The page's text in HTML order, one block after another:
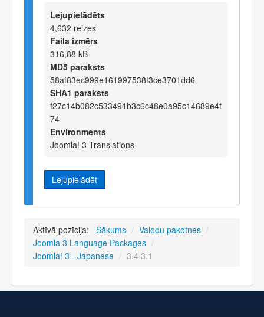
Lejupielādēts
4,632 reizes
Faila izmērs
316,88 kB
MD5 paraksts
58af83ec999e161997538f3ce3701dd6
SHA1 paraksts
f27c14b082c533491b3c6c48e0a95c14689e4f
74
Environments
Joomla! 3 Translations
Lejupielādēt
Aktīvā pozīcija: Sākums / Valodu pakotnes /
Joomla 3 Language Packages /
Joomla! 3 - Japanese / 3.4.3.1